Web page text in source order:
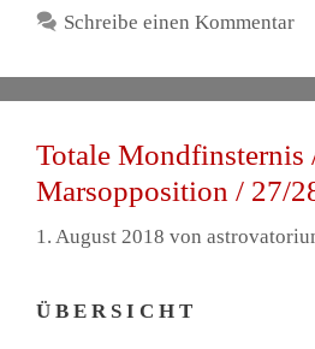
Schreibe einen Kommentar
Totale Mondfinsternis
Marsopposition / 27/
1. August 2018 von
Ü B E R S I C H T